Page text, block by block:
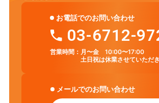
お電話でのお問い合わせ
03-6712-
営業時間： 月〜金 10:00〜17:00
土日祝は休業させていただき
メールでのお問い合わせ